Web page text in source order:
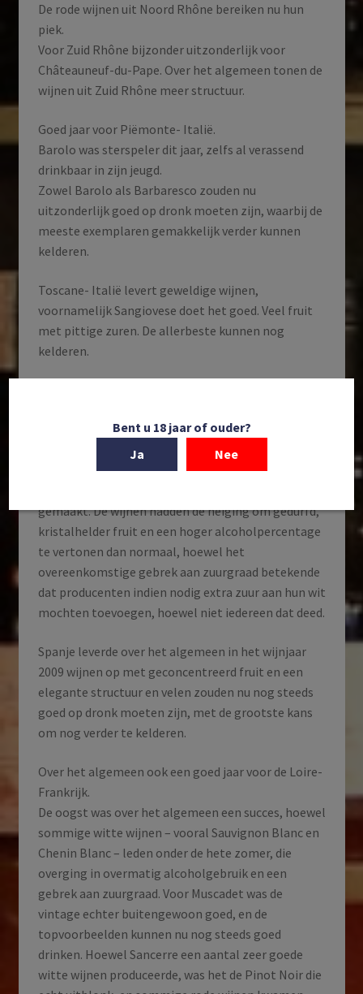
De rode wijnen uit Noord Rhône bereiken nu hun
piek.
Voor Zuid Rhône bijzonder uitzonderlijk voor
Châteauneuf-du-Pape. Over het algemeen tonen de
wijnen uit Zuid Rhône meer structuur.
Goed jaar voor Piëmonte- Italië.
Barolo was sterspeler dit jaar, zelfs al verassend
drinkbaar in zijn jeugd.
Zowel Barolo als Barbaresco zouden nu
uitzonderlijk goed op dronk moeten zijn, waarbij de
meeste exemplaren gemakkelijk verder kunnen
kelderen.
Toscane- Italië levert geweldige wijnen,
voornamelijk Sangiovese doet het goed. Veel fruit
met pittige zuren. De allerbeste kunnen nog
kelderen.
geweldige wijnoogst voor droge Rieslings. Beperkte
botrytis betekende dat er slechts kleine
hoeveelheden zoetere gestileerde wijnen zoals
gemaakt. De wijnen hadden de neiging om gedurfd,
kristalhelder fruit en een hoger alcoholpercentage
te vertonen dan normaal, hoewel het
overeenkomstige gebrek aan zuurgraad betekende
dat producenten indien nodig extra zuur aan hun wit
mochten toevoegen, hoewel niet iedereen dat deed.
Spanje leverde over het algemeen in het wijnjaar
2009 wijnen op met geconcentreerd fruit en een
elegante structuur en velen zouden nu nog steeds
goed op dronk moeten zijn, met de grootste kans
om nog verder te kelderen.
Over het algemeen ook een goed jaar voor de Loire-
Frankrijk.
De oogst was over het algemeen een succes, hoewel
sommige witte wijnen – vooral Sauvignon Blanc en
Chenin Blanc – leden onder de hete zomer, die
overging in overmatig alcoholgebruik en een
gebrek aan zuurgraad. Voor Muscadet was de
vintage echter buitengewoon goed, en de
topvoorbeelden kunnen nu nog steeds goed
drinken. Hoewel Sancerre een aantal zeer goede
witte wijnen produceerde, was het de Pinot Noir die
Bent u 18 jaar of ouder?
Ja
Nee